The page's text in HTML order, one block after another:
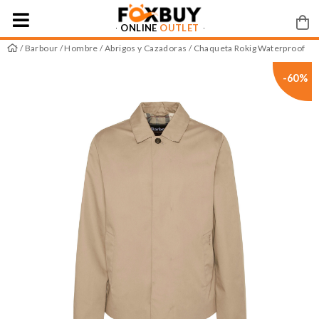
ONLINE OUTLET
/ Barbour /Hombre /Abrigos y Cazadoras / Chaqueta Rokig Waterproof
-60%